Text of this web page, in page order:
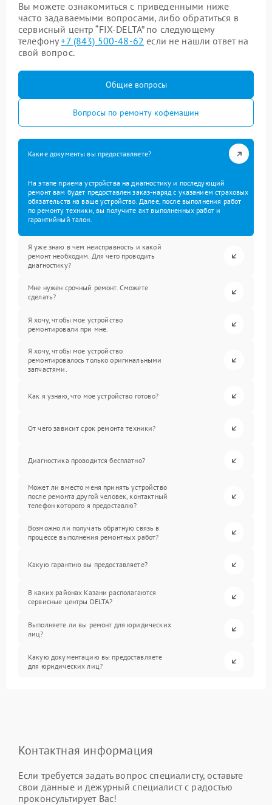
Вы можете ознакомиться с приведенными ниже
часто задаваемыми вопросами, либо обратиться в
сервисный центр “FIX-DELTA” по следующему
телефону+7 (843) 500-48-62 если не нашли ответ на
свой вопрос.
Общие вопросы
Вопросы по ремонту кофемашин
Какие документы вы предоставляете?
На этапе приема устройства на диагностику и последующий
ремонт вам будет предоставлен заказ-наряд с указанием страховых
обязательств на ваше устройство. Далее, после выполнения работ
по ремонту техники, вы получите акт выполненных работ и
гарантийный талон.
Я уже знаю в чем неисправность и какой
ремонт необходим. Для чего проводить
диагностику?
Мне нужен срочный ремонт. Сможете
сделать?
Я хочу, чтобы мое устройство
ремонтировали при мне.
Я хочу, чтобы мое устройство
ремонтировалось только оригинальными
запчастями.
Как я узнаю, что мое устройство готово?
От чего зависит срок ремонта техники?
Диагностика проводится бесплатно?
Может ли вместо меня принять устройство
после ремонта другой человек, контактный
телефон которого я предоставлю?
Возможно ли получать обратную связь в
процессе выполнения ремонтных работ?
Какую гарантию вы предоставляете?
В каких районах Казани располагаются
сервисные центры DELTA?
Выполняете ли вы ремонт для юридических
лиц?
Какую документацию вы предоставляете
для юридических лиц?
Контактная информация
Если требуется задать вопрос специалисту, оставьте
свои данные и дежурный специалист с радостью
проконсультирует Вас!